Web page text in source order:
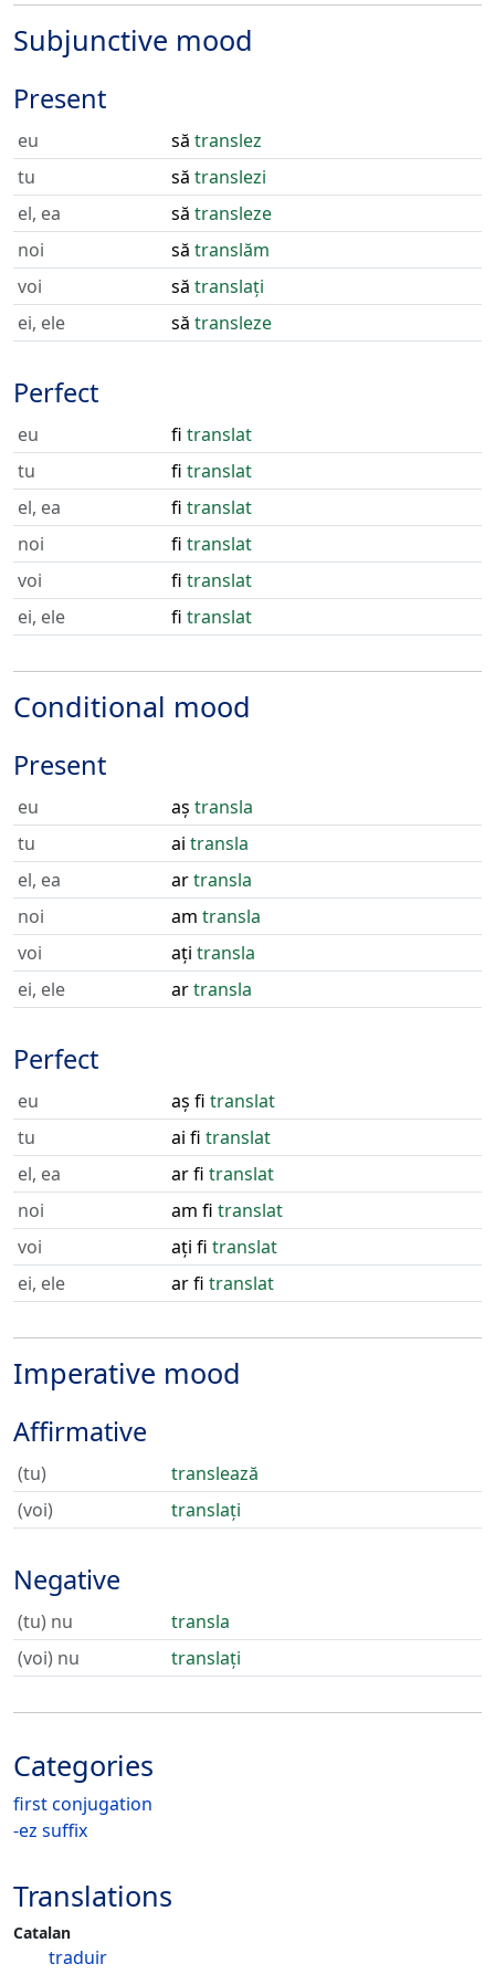
Subjunctive mood
Present
eu să translez
tu
să translezi
el, ea
să transleze
noi
să translăm
voi
să translați
ei, ele
să transleze
Perfect
eu fi translat
tu
fi translat
el, ea
fi translat
noi
fi translat
voi
fi translat
ei, ele
fi translat
Conditional mood
Present
eu aș transla
tu
ai transla
el, ea
artransla
noi
am transla
voi
ați transla
ei, ele
artransla
Perfect
eu aș fi translat
tu
ai fi translat
el, ea
ar fi translat
noi
am fi translat
voi
ați fi translat
ei, ele
ar fi translat
Imperative mood
Affirmative
(tu)
translează
(voi)
translați
Negative
(tu) nu
transla
(voi) nu
translați
Categories
first conjugation
-ez suffix
Translations
Catalan
traduir